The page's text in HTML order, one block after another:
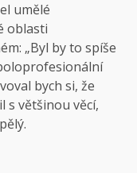
umělé
oblasti
„Byl by to spíše
bych si, že
s většinou věcí,